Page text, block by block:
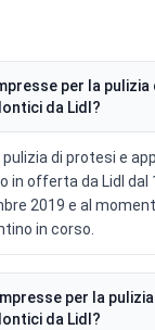
per la
da Lidl?
di protesi e
in offerta da Lidl dal
2019 e al
in corso.
per la
da Lidl?